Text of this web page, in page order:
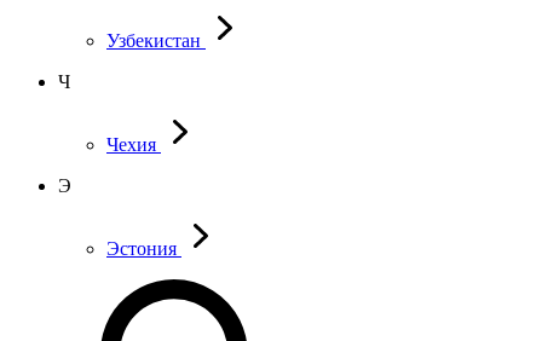
Узбекистан
Ч
Чехия
Э
Эстония